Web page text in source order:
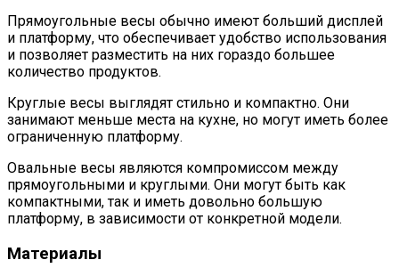
Прямоугольные весы обычно имеют больший дисплей
и платформу, что обеспечивает удобство использования
и позволяет разместить на них гораздо большее
количество продуктов.
Круглые весы выглядят стильно и компактно. Они
занимают меньше места на кухне, но могут иметь более
ограниченную платформу.
Овальные весы являются компромиссом между
прямоугольными и круглыми. Они могут быть как
компактными, так и иметь довольно большую
платформу, в зависимости от конкретной модели.
Материалы